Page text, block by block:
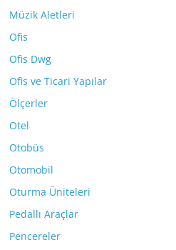
Müzik Aletleri
Ofis
Ofis Dwg
Ofis ve Ticari Yapılar
Ölçerler
Otel
Otobüs
Otomobil
Oturma Üniteleri
Pedallı Araçlar
Pencereler